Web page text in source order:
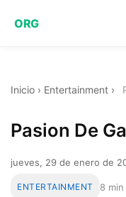
ORG
Inicio › Entertainment ›
Pasion De
jueves, 29 de enero de
ENTERTAINMENT 8